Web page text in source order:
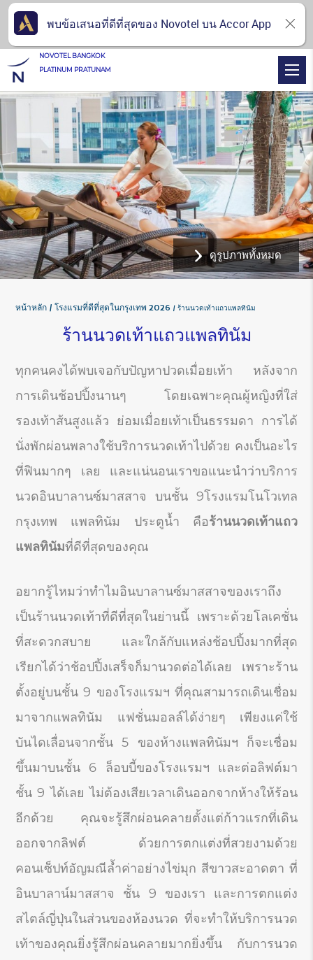
ดูรูปภาพทั้งหมด
หน้าหลัก โรงแรมที่ดีที่สุดในกรุงเทพ 2026 ร้านนวดเท้าแถวแพลทินัม
ร้านนวดเท้าแถวแพลทินัม
ทุกคนคงได้พบเจอกับปัญหาปวดเมื่อยเท้า หลังจาก
การเดินช้อปปิ้งนานๆ โดยเฉพาะคุณผู้หญิงที่ใส่
รองเท้าส้นสูงแล้ว ย่อมเมื่อยเท้าเป็นธรรมดา การได้
นั่งพักผ่อนพลางใช้บริการนวดเท้าไปด้วย คงเป็นอะไร
ที่ฟินมากๆ เลย และแน่นอนเราขอแนะนำว่าบริการ
นวดอินบาลานซ์มาสสาจ บนชั้น 9โรงแรมโนโวเทล
กรุงเทพ แพลทินัม ประตูน้ำ คือร้านนวดเท้าแถว
แพลทินัมที่ดีที่สุดของคุณ
อยากรู้ไหมว่าทำไมอินบาลานซ์มาสสาจของเราถึง
เป็นร้านนวดเท้าที่ดีที่สุดในย่านนี้ เพราะด้วยโลเคชั่น
ที่สะดวกสบาย และใกล้กับแหล่งช้อปปิ้งมากที่สุด
เรียกได้ว่าช้อปปิ้งเสร็จก็มานวดต่อได้เลย เพราะร้าน
ตั้งอยู่บนชั้น 9 ของโรงแรมฯ ที่คุณสามารถเดินเชื่อม
มาจากแพลทินัม แฟชั่นมอลล์ได้ง่ายๆ เพียงแค่ใช้
บันไดเลื่อนจากชั้น 5 ของห้างแพลทินัมฯ ก็จะเชื่อม
ขึ้นมาบนชั้น 6 ล็อบบี้ของโรงแรมฯ และต่อลิฟต์มา
ชั้น 9 ได้เลย ไม่ต้องเสียเวลาเดินออกจากห้างให้ร้อน
อีกด้วย คุณจะรู้สึกผ่อนคลายตั้งแต่ก้าวแรกที่เดิน
ออกจากลิฟต์ ด้วยการตกแต่งที่สวยงามด้วย
คอนเซ็ปท์อัญมณีล้ำค่าอย่างไข่มุก สีขาวสะอาดตา ที่
อินบาลาน์มาสสาจ ชั้น 9 ของเรา และการตกแต่ง
สไตล์ญี่ปุ่นในส่วนของห้องนวด ที่จะทำให้บริการนวด
เท้าของคุณยิ่งรู้สึกผ่อนคลายมากยิ่งขึ้น กับการนวด
NOVOTEL BANGKOK
PLATINUM PRATUNAM
พบข้อเสนอที่ดีที่สุดของ Novotel บน Accor App